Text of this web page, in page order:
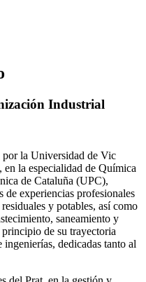
Industrial
la Universidad de Vic
la especialidad de Química
de Cataluña (UPC),
experiencias profesionales
y potables, así como
saneamiento y
de su trayectoria
dedicadas tanto al